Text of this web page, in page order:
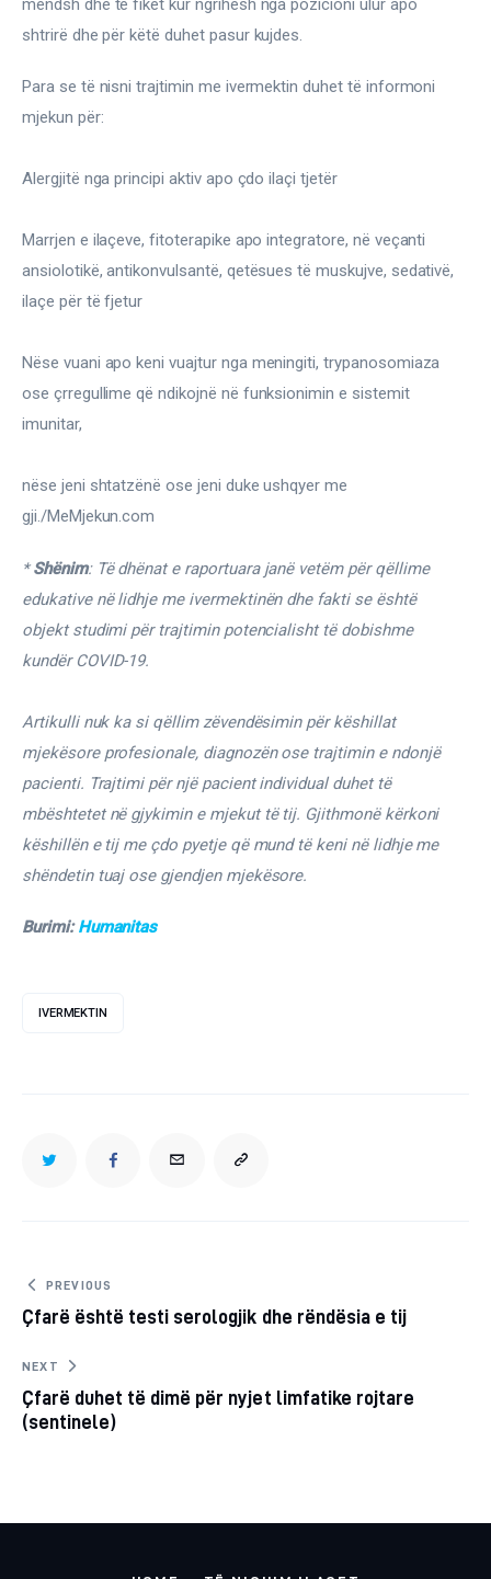
mendsh dhe të fikët kur ngrihesh nga pozicioni ulur apo
shtrirë dhe për këtë duhet pasur kujdes.
Para se të nisni trajtimin me ivermektin duhet të informoni
mjekun për:
Alergjitë nga principi aktiv apo çdo ilaçi tjetër
Marrjen e ilaçeve, fitoterapike apo integratore, në veçanti
ansiolotikë, antikonvulsantë, qetësues të muskujve, sedativë,
ilaçe për të fjetur
Nëse vuani apo keni vuajtur nga meningiti, trypanosomiaza
ose çrregullime që ndikojnë në funksionimin e sistemit
imunitar,
nëse jeni shtatzënë ose jeni duke ushqyer me
gji./MeMjekun.com
* Shënim: Të dhënat e raportuara janë vetëm për qëllime
edukative në lidhje me ivermektinën dhe fakti se është
objekt studimi për trajtimin potencialisht të dobishme
kundër COVID-19.
Artikulli nuk ka si qëllim zëvendësimin për këshillat
mjekësore profesionale, diagnozën ose trajtimin e ndonjë
pacienti. Trajtimi për një pacient individual duhet të
mbështetet në gjykimin e mjekut të tij. Gjithmonë kërkoni
këshillën e tij me çdo pyetje që mund të keni në lidhje me
shëndetin tuaj ose gjendjen mjekësore.
Burimi: Humanitas
IVERMEKTIN
TWITTERFACEBOOKEMAIL COPY
CLIPBOARD
Post
navigation
PREVIOUS
Çfarë është testi serologjik dhe rëndësia e tij
NEXT
Çfarë duhet të dimë për nyjet limfatike rojtare
(sentinele)